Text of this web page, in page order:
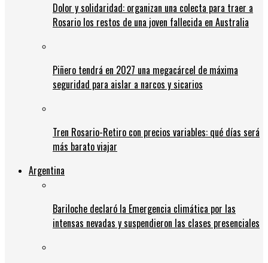
Dolor y solidaridad: organizan una colecta para traer a
Rosario los restos de una joven fallecida en Australia
Piñero tendrá en 2027 una megacárcel de máxima
seguridad para aislar a narcos y sicarios
Tren Rosario-Retiro con precios variables: qué días será
más barato viajar
Argentina
Bariloche declaró la Emergencia climática por las
intensas nevadas y suspendieron las clases presenciales